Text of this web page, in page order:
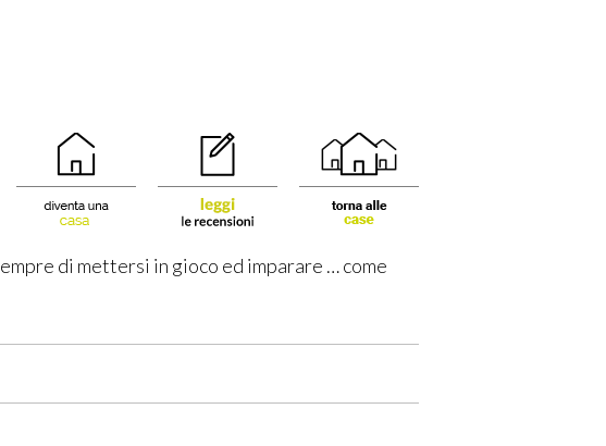
di mettersi in gioco ed imparare … come